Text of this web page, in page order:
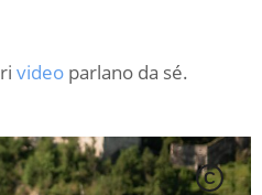
video parlano da sé.
C